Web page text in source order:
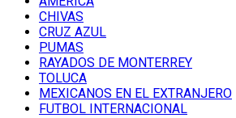
CHIVAS
CRUZ AZUL
PUMAS
RAYADOS DE MONTERREY
TOLUCA
MEXICANOS EN EL EXTRANJERO
FUTBOL INTERNACIONAL